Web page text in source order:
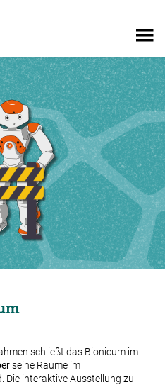
schließt das Bionicum im
seine Räume im
Die interaktive Ausstellung zu